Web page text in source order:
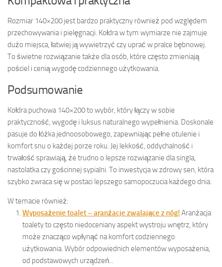
Rozmiar 140×200 jest bardzo praktyczny również pod względem
przechowywania i pielęgnacji. Kołdra w tym wymiarze nie zajmuje
dużo miejsca, łatwiej ją wywietrzyć czy uprać w pralce bębnowej.
To świetne rozwiązanie także dla osób, które często zmieniają
pościel i cenią wygodę codziennego użytkowania.
Podsumowanie
Kołdra puchowa 140×200 to wybór, który łączy w sobie
praktyczność, wygodę i luksus naturalnego wypełnienia. Doskonale
pasuje do łóżka jednoosobowego, zapewniając pełne otulenie i
komfort snu o każdej porze roku. Jej lekkość, oddychalność i
trwałość sprawiają, że trudno o lepsze rozwiązanie dla singla,
nastolatka czy gościnnej sypialni. To inwestycja w zdrowy sen, która
szybko zwraca się w postaci lepszego samopoczucia każdego dnia.
W temacie również:
Wyposażenie toalet – aranżacje zwalające z nóg! Aranżacja
toalety to często niedoceniany aspekt wystroju wnętrz, który
może znacząco wpłynąć na komfort codziennego
użytkowania. Wybór odpowiednich elementów wyposażenia,
od podstawowych urządzeń...